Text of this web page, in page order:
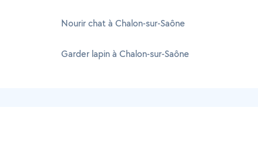
Nourir chat à Chalon-sur-Saône
Garder lapin à Chalon-sur-Saône